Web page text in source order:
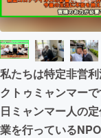
ビジネ
まちづ
私たちは特定非営
クトゥミャンマー
日ミャンマー人の
業を行っている